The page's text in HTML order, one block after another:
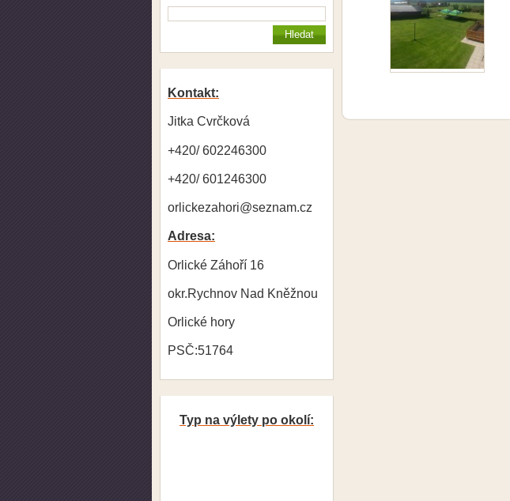
Kontakt:
Jitka Cvrčková
+420/ 602246300
+420/ 601246300
orlickezahori@seznam.cz
Adresa:
Orlické Záhoří 16
okr.Rychnov Nad Kněžnou
Orlické hory
PSČ:51764
Typ na výlety po okolí: